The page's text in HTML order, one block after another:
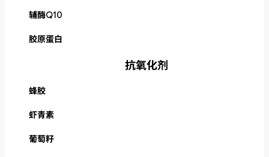
辅酶Q10
胶原蛋白
抗氧化剂
蜂胶
虾青素
葡萄籽